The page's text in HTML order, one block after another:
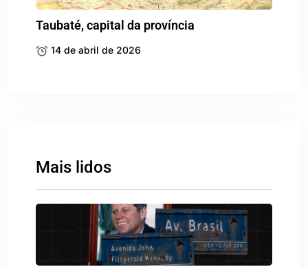
Taubaté, capital da província
14 de abril de 2026
Mais lidos